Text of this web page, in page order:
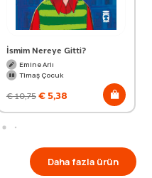
İsmim Nereye Gitti?
Emine Arlı
Timaş Çocuk
€10,75€5,38
Daha fazla ürün